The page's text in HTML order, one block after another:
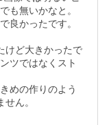
も無いかなと。
良かったです。
けど大きかったで
ツではなくスト
めの作りのよう
ん。